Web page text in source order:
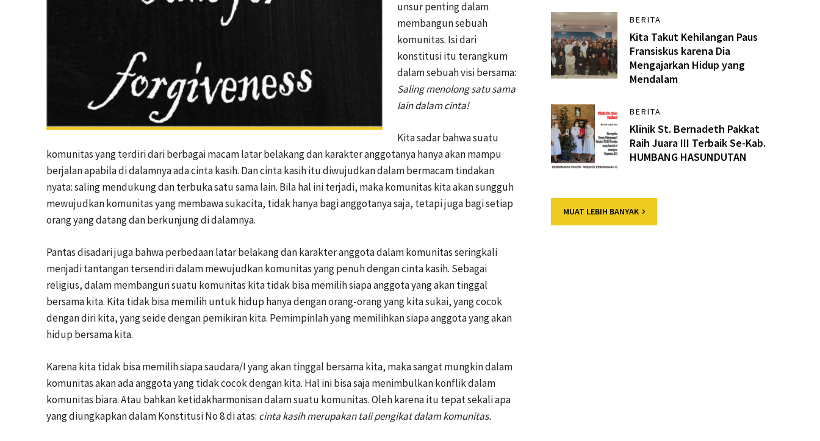
unsur penting dalam
membangun sebuah
komunitas. Isi dari
konstitusi itu terangkum
dalam sebuah visi bersama:
Saling menolong satu sama
lain dalam cinta!
Kita sadar bahwa suatu
komunitas yang terdiri dari berbagai macam latar belakang dan karakter anggotanya hanya akan mampu
berjalan apabila di dalamnya ada cinta kasih. Dan cinta kasih itu diwujudkan dalam bermacam tindakan
nyata: saling mendukung dan terbuka satu sama lain. Bila hal ini terjadi, maka komunitas kita akan sungguh
mewujudkan komunitas yang membawa sukacita, tidak hanya bagi anggotanya saja, tetapi juga bagi setiap
orang yang datang dan berkunjung di dalamnya.
Pantas disadari juga bahwa perbedaan latar belakang dan karakter anggota dalam komunitas seringkali
menjadi tantangan tersendiri dalam mewujudkan komunitas yang penuh dengan cinta kasih. Sebagai
religius, dalam membangun suatu komunitas kita tidak bisa memilih siapa anggota yang akan tinggal
bersama kita. Kita tidak bisa memilih untuk hidup hanya dengan orang-orang yang kita sukai, yang cocok
dengan diri kita, yang seide dengan pemikiran kita. Pemimpinlah yang memilihkan siapa anggota yang akan
hidup bersama kita.
Karena kita tidak bisa memilih siapa saudara/I yang akan tinggal bersama kita, maka sangat mungkin dalam
komunitas akan ada anggota yang tidak cocok dengan kita. Hal ini bisa saja menimbulkan konflik dalam
komunitas biara. Atau bahkan ketidakharmonisan dalam suatu komunitas. Oleh karena itu tepat sekali apa
yang diungkapkan dalam Konstitusi No 8 di atas: cinta kasih merupakan tali pengikat dalam komunitas.
BERITA
Kita Takut Kehilangan Paus
Fransiskus karena Dia
Mengajarkan Hidup yang
Mendalam
BERITA
Klinik St. Bernadeth Pakkat
Raih Juara III Terbaik Se-Kab.
HUMBANG HASUNDUTAN
MUAT LEBIH BANYAK